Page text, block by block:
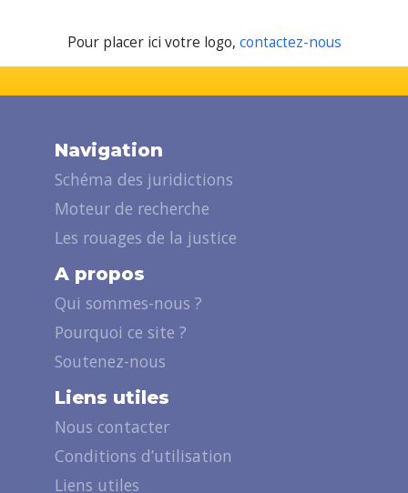
Pour placer ici votre logo, contactez-nous
Navigation
Schéma des juridictions
Moteur de recherche
Les rouages de la justice
A propos
Qui sommes-nous ?
Pourquoi ce site ?
Soutenez-nous
Liens utiles
Nous contacter
Conditions d’utilisation
Liens utiles